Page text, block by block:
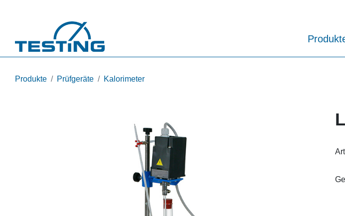
Produkte Prüfgeräte Kalorimeter